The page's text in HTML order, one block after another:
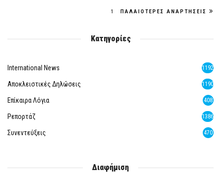
1 ΠΑΛΑΙΌΤΕΡΕΣ ΑΝΑΡΤΉΣΕΙΣ
Κατηγορίες
International News 1192
Αποκλειστικές Δηλώσεις 1190
Επίκαιρα Λόγια 408
Ρεπορτάζ 1386
Συνεντεύξεις 470
Διαφήμιση